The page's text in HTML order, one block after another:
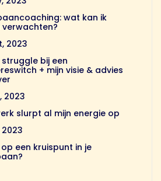
wat kan ik
verwachten?
2023
struggle bij een
+ mijn visie & advies
2023
slurpt al mijn energie op
2023
op een kruispunt in je